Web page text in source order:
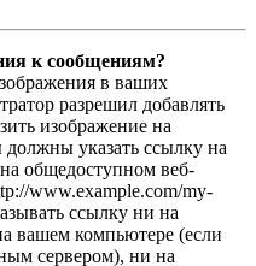
к сообщениям?
в ваших
разрешил добавлять
изображение на
указать ссылку на
общедоступном веб-
www.example.com/my-
ссылку ни на
вашем компьютере (если
сервером), ни на